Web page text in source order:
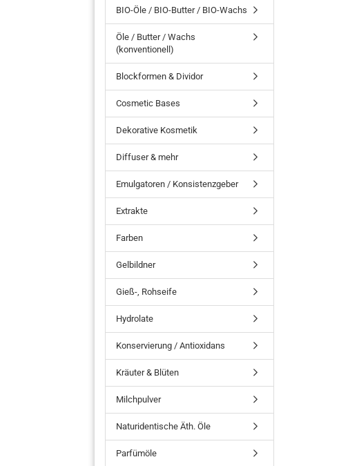
BIO-Öle / BIO-Butter / BIO-Wachs
Öle / Butter / Wachs
(konventionell)
Blockformen & Dividor
Cosmetic Bases
Dekorative Kosmetik
Diffuser & mehr
Emulgatoren / Konsistenzgeber
Extrakte
Farben
Gelbildner
Gieß-, Rohseife
Hydrolate
Konservierung / Antioxidans
Kräuter & Blüten
Milchpulver
Naturidentische Äth. Öle
Parfümöle